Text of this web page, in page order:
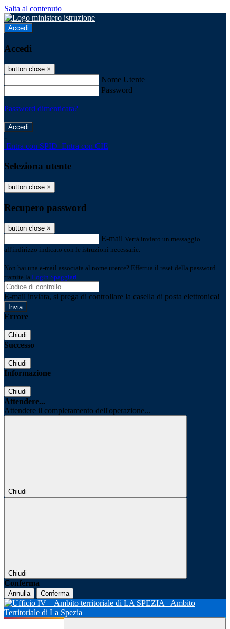
Salta al contenuto
Accedi
Accedi
button close ×
Nome Utente
Password
Password dimenticata?
-
Entra con SPID Entra con CIE
Seleziona utente
button close ×
Recupero password
button close ×
E-mail Verrà inviato un messaggio
all'indirizzo indicato con le istruzioni necessarie.
Non hai una e-mail associata al nome utente? Effettua il reset della password
tramite la Login Spaggiari
E-mail inviata, si prega di controllare la casella di posta elettronica!
Errore
Chiudi
Successo
Chiudi
Informazione
Chiudi
Attendere...
Attendere il completamento dell'operazione...
Chiudi
Chiudi
Conferma
Annulla Conferma
Ambito
Territoriale di La Spezia